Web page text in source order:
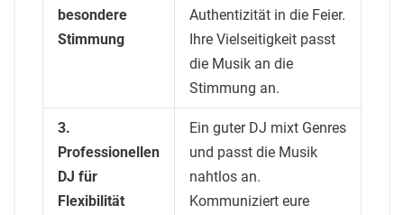
besondere
Stimmung
Authentizität in die Feier.
Ihre Vielseitigkeit passt
die Musik an die
Stimmung an.
3.
Professionellen
DJ für
Flexibilität
Ein guter DJ mixt Genres
und passt die Musik
nahtlos an.
Kommuniziert eure